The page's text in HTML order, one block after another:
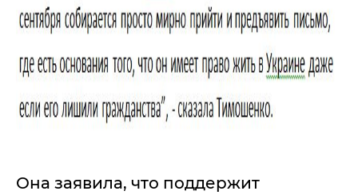
Она заявила, что поддержит